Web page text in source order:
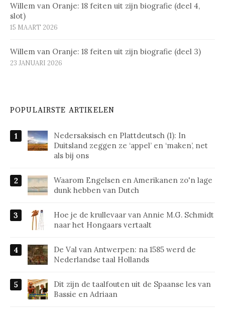
Willem van Oranje: 18 feiten uit zijn biografie (deel 4,
slot)
15 MAART 2026
Willem van Oranje: 18 feiten uit zijn biografie (deel 3)
23 JANUARI 2026
POPULAIRSTE ARTIKELEN
Nedersaksisch en Plattdeutsch (1): In
Duitsland zeggen ze ‘appel’ en ‘maken’, net
als bij ons
Waarom Engelsen en Amerikanen zo'n lage
dunk hebben van Dutch
Hoe je de krullevaar van Annie M.G. Schmidt
naar het Hongaars vertaalt
De Val van Antwerpen: na 1585 werd de
Nederlandse taal Hollands
Dit zijn de taalfouten uit de Spaanse les van
Bassie en Adriaan